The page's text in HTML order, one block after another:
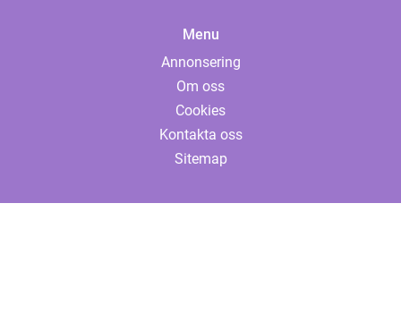
Menu
Annonsering
Om oss
Cookies
Kontakta oss
Sitemap